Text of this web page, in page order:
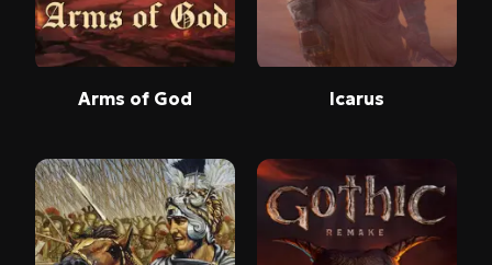
Arms of God Icarus